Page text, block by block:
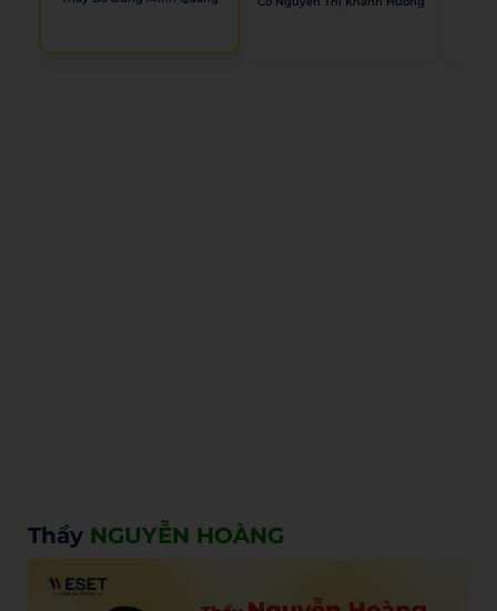
Thầy NGUYỄN HOÀNG